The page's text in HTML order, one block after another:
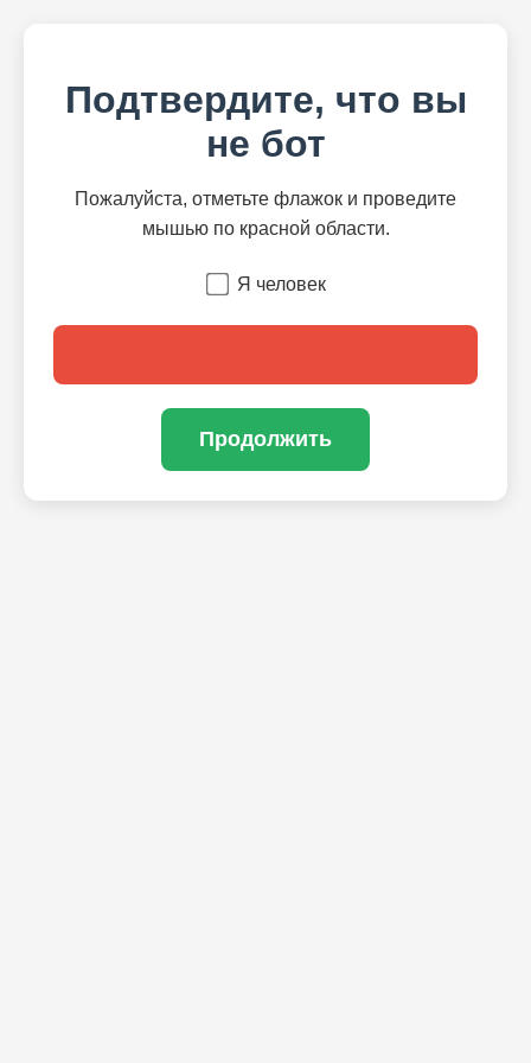
Подтвердите, что вы
не бот
Пожалуйста, отметьте флажок и проведите
мышью по красной области.
Я человек
Продолжить